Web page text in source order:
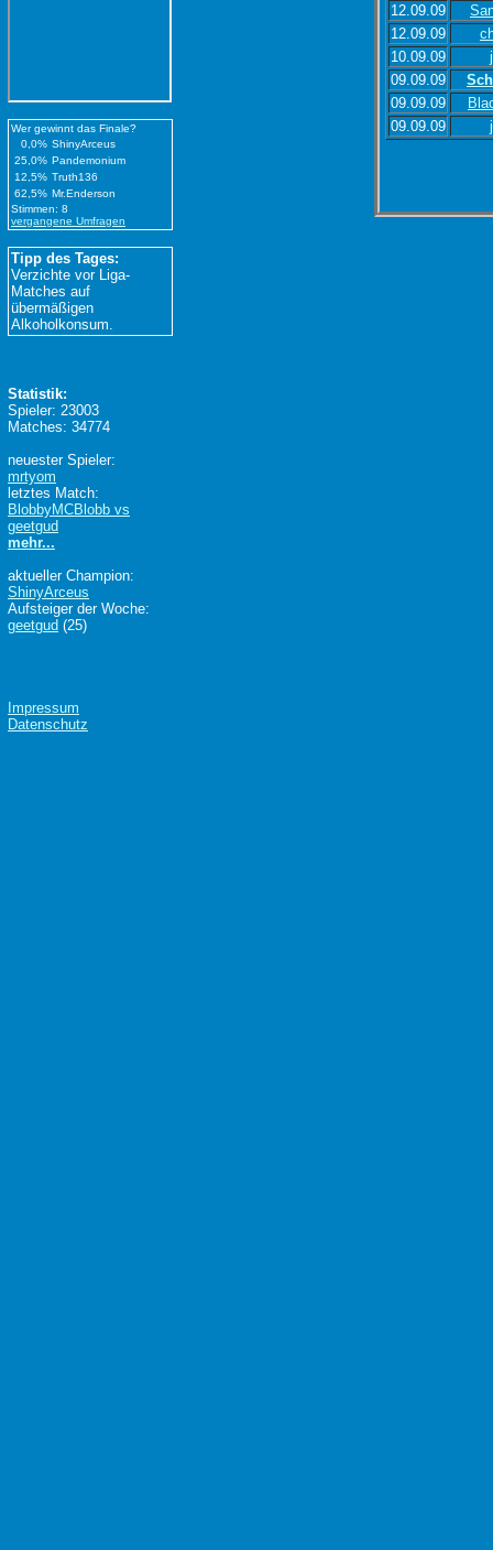
12.09.09
12.09.09
10.09.09
09.09.09
09.09.09
09.09.09
Wer gewinnt das Finale?
0,0% ShinyArceus
25,0% Pandemonium
12,5% Truth136
62,5% Mr.Enderson
Stimmen: 8
vergangene Umfragen
Tipp des Tages:
Verzichte vor Liga-
Matches auf
übermäßigen
Alkoholkonsum.
Statistik:
Spieler: 23003
Matches: 34774
neuester Spieler:
mrtyom
letztes Match:
BlobbyMCBlobb vs
geetgud
mehr...
aktueller Champion:
ShinyArceus
Aufsteiger der Woche:
geetgud (25)
Impressum
Datenschutz